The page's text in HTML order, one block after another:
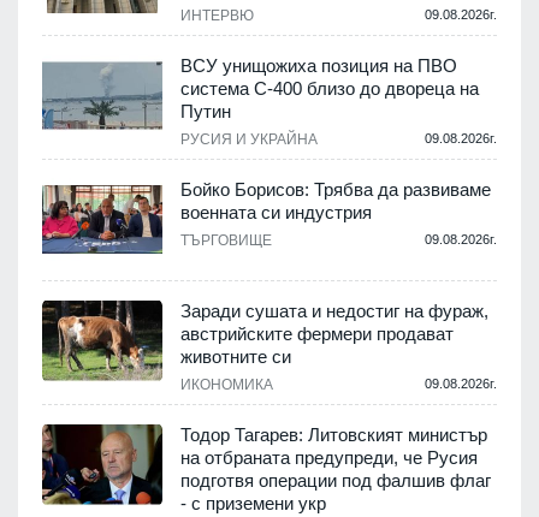
ИНТЕРВЮ 09.08.2026г.
ВСУ унищожиха позиция на ПВО
система С-400 близо до двореца на
Путин
РУСИЯ И УКРАЙНА 09.08.2026г.
Бойко Борисов: Трябва да развиваме
военната си индустрия
ТЪРГОВИЩЕ 09.08.2026г.
Заради сушата и недостиг на фураж,
австрийските фермери продават
животните си
ИКОНОМИКА 09.08.2026г.
Тодор Тагарев: Литовският министър
на отбраната предупреди, че Русия
подготвя операции под фалшив флаг
- с приземени укр